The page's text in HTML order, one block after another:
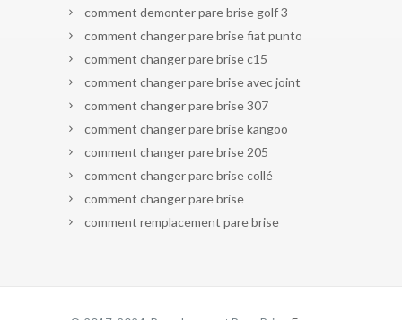
comment demonter pare brise golf 3
comment changer pare brise fiat punto
comment changer pare brise c15
comment changer pare brise avec joint
comment changer pare brise 307
comment changer pare brise kangoo
comment changer pare brise 205
comment changer pare brise collé
comment changer pare brise
comment remplacement pare brise